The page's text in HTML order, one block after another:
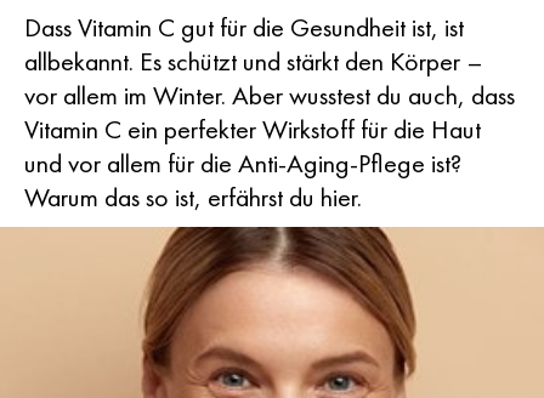
Dass Vitamin C gut für die Gesundheit ist, ist
allbekannt. Es schützt und stärkt den Körper –
vor allem im Winter. Aber wusstest du auch, dass
Vitamin C ein perfekter Wirkstoff für die Haut
und vor allem für die Anti-Aging-Pflege ist?
Warum das so ist, erfährst du hier.